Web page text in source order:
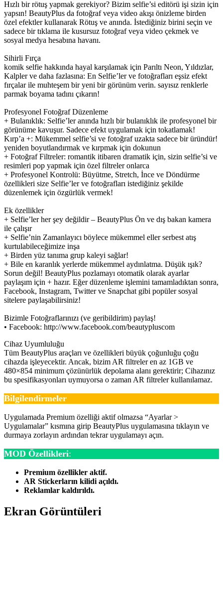
Hızlı bir rötuş yapmak gerekiyor? Bizim selfie’si editörü işi sizin için
yapsın! BeautyPlus da fotoğraf veya video akışı önizleme birden
özel efektler kullanarak Rötuş ve anında. İstediğiniz birini seçin ve
sadece bir tıklama ile kusursuz fotoğraf veya video çekmek ve
sosyal medya hesabına havanı.
Sihirli Fırça
komik selfie hakkında hayal karşılamak için Parıltı Neon, Yıldızlar,
Kalpler ve daha fazlasına: En Selfie’ler ve fotoğrafları eşsiz efekt
fırçalar ile muhteşem bir yeni bir görünüm verin. sayısız renklerle
parmak boyama tadını çıkarın!
Profesyonel Fotoğraf Düzenleme
+ Bulanıklık: Selfie’ler anında hızlı bir bulanıklık ile profesyonel bir
görünüme kavuşur. Sadece efekt uygulamak için tokatlamak!
Kırp’a +: Mükemmel selfie’si ve fotoğraf uzakta sadece bir üründür!
yeniden boyutlandırmak ve kırpmak için dokunun
+ Fotoğraf Filtreler: romantik itibaren dramatik için, sizin selfie’si ve
resimleri pop yapmak için özel filtreler onlarca
+ Profesyonel Kontrolü: Büyütme, Stretch, İnce ve Döndürme
özellikleri size Selfie’ler ve fotoğrafları istediğiniz şekilde
düzenlemek için özgürlük vermek!
Ek özellikler
+ Selfie’ler her şey değildir – BeautyPlus Ön ve dış bakan kamera
ile çalışır
+ Selfie’nin Zamanlayıcı böylece mükemmel eller serbest atış
kurtulabileceğimize inşa
+ Birden yüz tanıma grup kaleyi sağlar!
+ Bile en karanlık yerlerde mükemmel aydınlatma. Düşük ışık?
Sorun değil! BeautyPlus pozlamayı otomatik olarak ayarlar
paylaşım için + hazır. Eğer düzenleme işlemini tamamladıktan sonra,
Facebook, Instagram, Twitter ve Snapchat gibi popüler sosyal
sitelere paylaşabilirsiniz!
Bizimle Fotoğraflarınızı (ve geribildirim) paylaş!
• Facebook: http://www.facebook.com/beautypluscom
Cihaz Uyumluluğu
Tüm BeautyPlus araçları ve özellikleri büyük çoğunluğu çoğu
cihazda işleyecektir. Ancak, bizim AR filtreler en az 1GB ve
480×854 minimum çözünürlük depolama alanı gerektirir; Cihazınız
bu spesifikasyonları uymuyorsa o zaman AR filtreler kullanılamaz.
Bilgilendirmeler
Uygulamada Premium özelliği aktif olmazsa “Ayarlar >
Uygulamalar” kısmına girip BeautyPlus uygulamasına tıklayın ve
durmaya zorlayın ardından tekrar uygulamayı açın.
MOD Özellikleri:
Premium özellikler aktif.
AR Stickerların kilidi açıldı.
Reklamlar kaldırıldı.
Ekran Görüntüleri